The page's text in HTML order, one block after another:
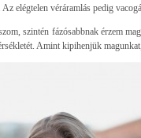
elégtelen véráramlás pedig
szintén fázósabbnak érzem
Amint kipihenjük